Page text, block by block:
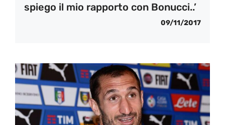
spiego il mio rapporto con Bonucci..’
09/11/2017